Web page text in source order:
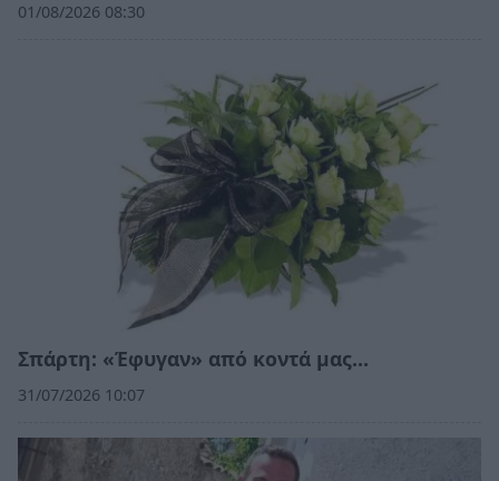
01/08/2026 08:30
Σπάρτη: «Έφυγαν» από κοντά μας…
31/07/2026 10:07